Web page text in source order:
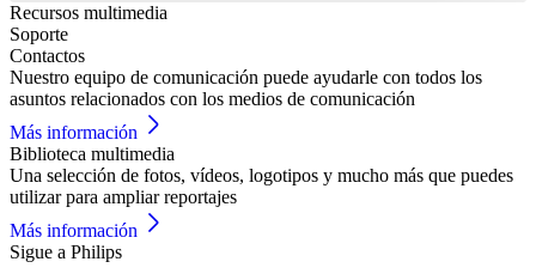
Recursos multimedia
Soporte
Contactos
Nuestro equipo de comunicación puede ayudarle con todos los
asuntos relacionados con los medios de comunicación
Más información
Biblioteca multimedia
Una selección de fotos, vídeos, logotipos y mucho más que puedes
utilizar para ampliar reportajes
Más información
Sigue a Philips